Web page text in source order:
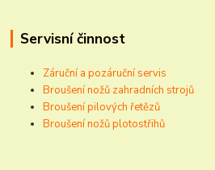
Servisní činnost
Záruční a pozáruční servis
Broušení nožů zahradních strojů
Broušení pilových řetězů
Broušení nožů plotostřihů